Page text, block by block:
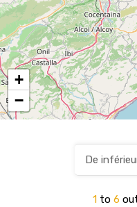
+
−
1 to 6
De